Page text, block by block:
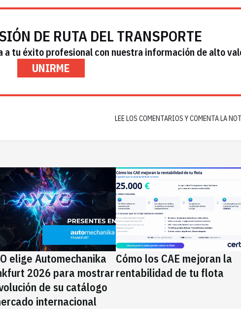
DE RUTA DEL TRANSPORTE
tu éxito profesional con nuestra información de alto
UNIRME
LEE LOS COMENTARIOS Y COMENTA LA
elige Automechanika
2026 para mostrar
de su catálogo
internacional
Cómo los CAE mejoran la
rentabilidad de tu flota